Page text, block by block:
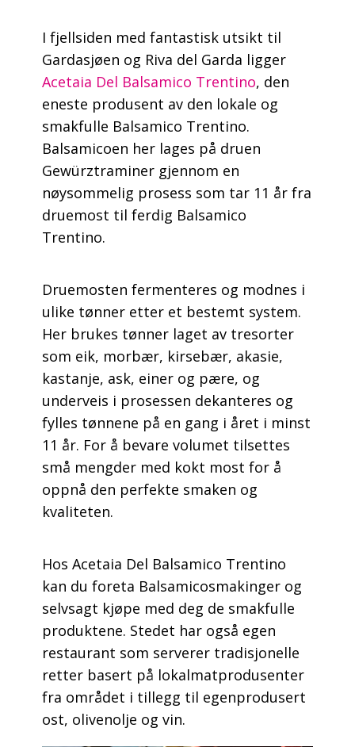
I fjellsiden med fantastisk utsikt til
Gardasjøen og Riva del Garda ligger
Acetaia Del Balsamico Trentino, den
eneste produsent av den lokale og
smakfulle Balsamico Trentino.
Balsamicoen her lages på druen
Gewürztraminer gjennom en
nøysommelig prosess som tar 11 år fra
druemost til ferdig Balsamico
Trentino.
Druemosten fermenteres og modnes i
ulike tønner etter et bestemt system.
Her brukes tønner laget av tresorter
som eik, morbær, kirsebær, akasie,
kastanje, ask, einer og pære, og
underveis i prosessen dekanteres og
fylles tønnene på en gang i året i minst
11 år. For å bevare volumet tilsettes
små mengder med kokt most for å
oppnå den perfekte smaken og
kvaliteten.
Hos Acetaia Del Balsamico Trentino
kan du foreta Balsamicosmakinger og
selvsagt kjøpe med deg de smakfulle
produktene. Stedet har også egen
restaurant som serverer tradisjonelle
retter basert på lokalmatprodusenter
fra området i tillegg til egenprodusert
ost, olivenolje og vin.